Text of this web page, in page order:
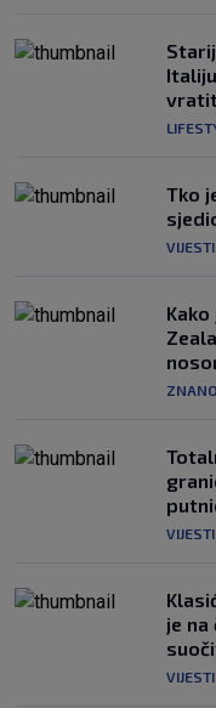
Tko
VIJESTI
VIJESTI
je na
VIJESTI